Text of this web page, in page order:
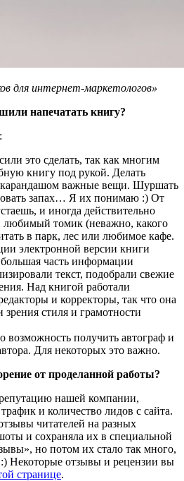
для интернет-маркетологов»
напечатать книгу?
это сделать, так как многим
книгу под рукой. Делать
карандашом важные вещи. Шуршать
запах… Я их понимаю :) От
и иногда действительно
любимый томик (неважно, какого
в парк, лес или любимое кафе.
электронной версии книги
часть информации
текст, подобрали свежие
Над книгой работали
и корректоры, так что она
зрения стиля и грамотности
возможность получить автограф и
Для некоторых это важно.
от проделанной работы?
нашей компании,
и количество лидов с сайта.
читателей на разных
и сохраняла их в специальной
но потом их стало так много,
:) Некоторые отзывы и рецензии вы
странице.